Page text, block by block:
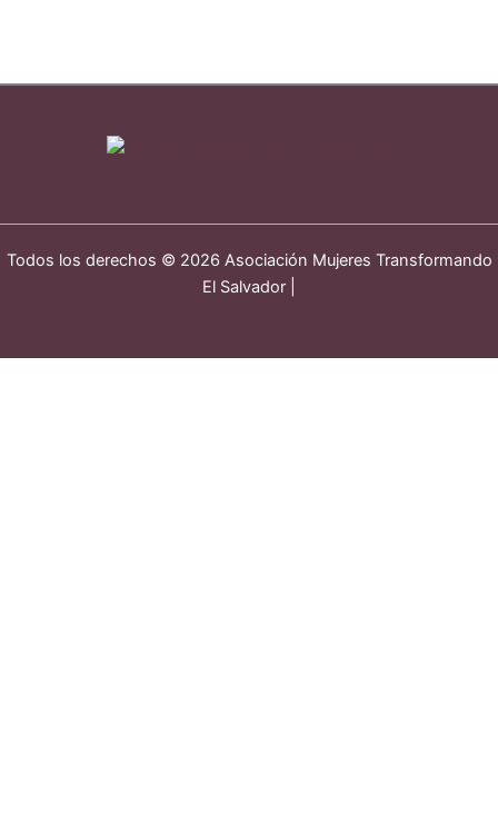
Todos los derechos © 2026 Asociación Mujeres Transformando
El Salvador |